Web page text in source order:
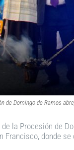
de Domingo de Ramos
la Procesión de
Francisco, donde